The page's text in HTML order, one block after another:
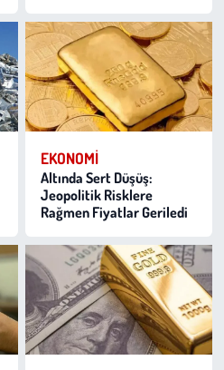
EKONOMI
Altında Sert Düşüş:
Jeopolitik Risklere
Rağmen Fiyatlar Geriledi